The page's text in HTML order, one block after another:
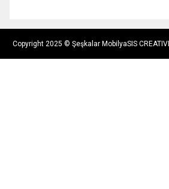
Copyright 2025 © Şeşkalar MobilyaSIS